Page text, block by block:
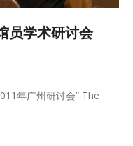
员学术研讨会
年广州研讨会” The